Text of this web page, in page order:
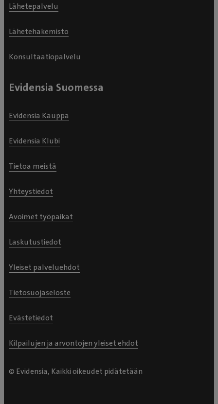
Lähetepalvelu
Lähetehakemisto
Konsultaatiopalvelu
Evidensia Suomessa
Evidensia Kauppa
Evidensia Klubi
Tietoa meistä
Yhteystiedot
Avoimet työpaikat
Laskutustiedot
Yleiset palveluehdot
Tietosuojaseloste
Evästetiedot
Kilpailujen ja arvontojen yleiset ehdot
© Evidensia, Kaikki oikeudet pidätetään